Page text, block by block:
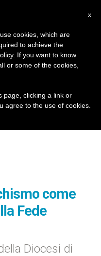
come
Fede
Diocesi di
x
cookies, which are
to achieve the
If you want to know
or some of the cookies,
page, clicking a link or
agree to the use of cookies.